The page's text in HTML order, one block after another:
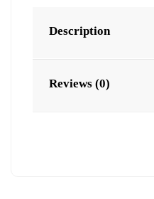
Description
Reviews (0)